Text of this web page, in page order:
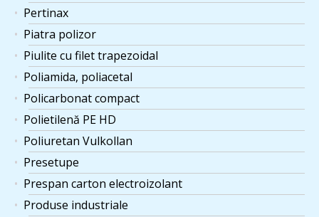
Pertinax
Piatra polizor
Piulite cu filet trapezoidal
Poliamida, poliacetal
Policarbonat compact
Polietilenă PE HD
Poliuretan Vulkollan
Presetupe
Prespan carton electroizolant
Produse industriale